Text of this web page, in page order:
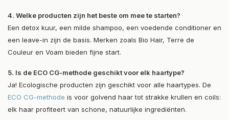
4. Welke producten zijn het beste om mee te starten?
Een detox kuur, een milde shampoo, een voedende conditioner en
een leave-in zijn de basis. Merken zoals Bio Hair, Terre de
Couleur en Voam bieden fijne start.
5. Is de ECO CG-methode geschikt voor elk haartype?
Ja! Ecologische producten zijn geschikt voor alle haartypes. De
ECO CG-methode is voor golvend haar tot strakke krullen en coils:
elk haar profiteert van schone, natuurlijke ingrediënten.